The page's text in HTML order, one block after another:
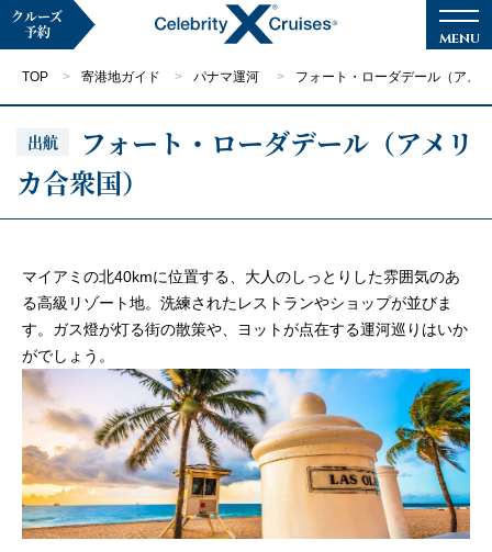
マイページ
クルーズ検索
キャンペーン・特集
クルーズの楽しみ方
船内へようこそ
客船のご案内
クルーズ
予約
TOP 寄港地ガイド パナマ運河 フォート・ローダデール（アメ
出航
フォート・ローダデール（アメリ
カ合衆国）
マイアミの北40kmに位置する、大人のしっとりした雰囲気のあ
る高級リゾート地。洗練されたレストランやショップが並びま
す。ガス燈が灯る街の散策や、ヨットが点在する運河巡りはいか
がでしょう。